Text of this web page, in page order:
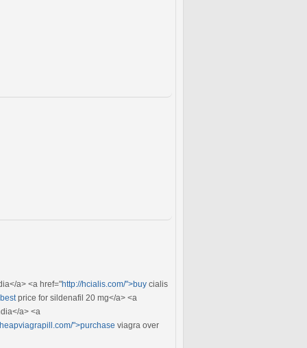
a> <a href="http://hcialis.com/">buy cialis
price for sildenafil 20 mg</a> <a
a> <a
">purchase viagra over